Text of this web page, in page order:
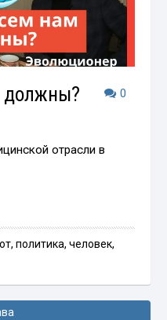
0
отрасли в
, политика, человек,